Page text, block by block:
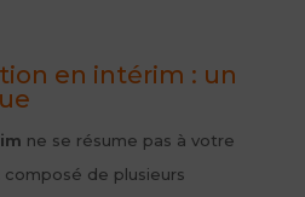
en intérim : un
ne se résume pas à votre
de plusieurs